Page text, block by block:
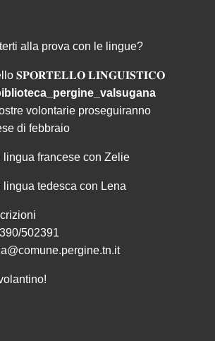
alla prova con le lingue?
𝐒𝐏𝐎𝐑𝐓𝐄𝐋𝐋𝐎 𝐋𝐈𝐍𝐆𝐔𝐈𝐒𝐓𝐈𝐂𝐎
volontarie proseguiranno
di febbraio
lingua francese con Zelie
tedesca con Lena
502391